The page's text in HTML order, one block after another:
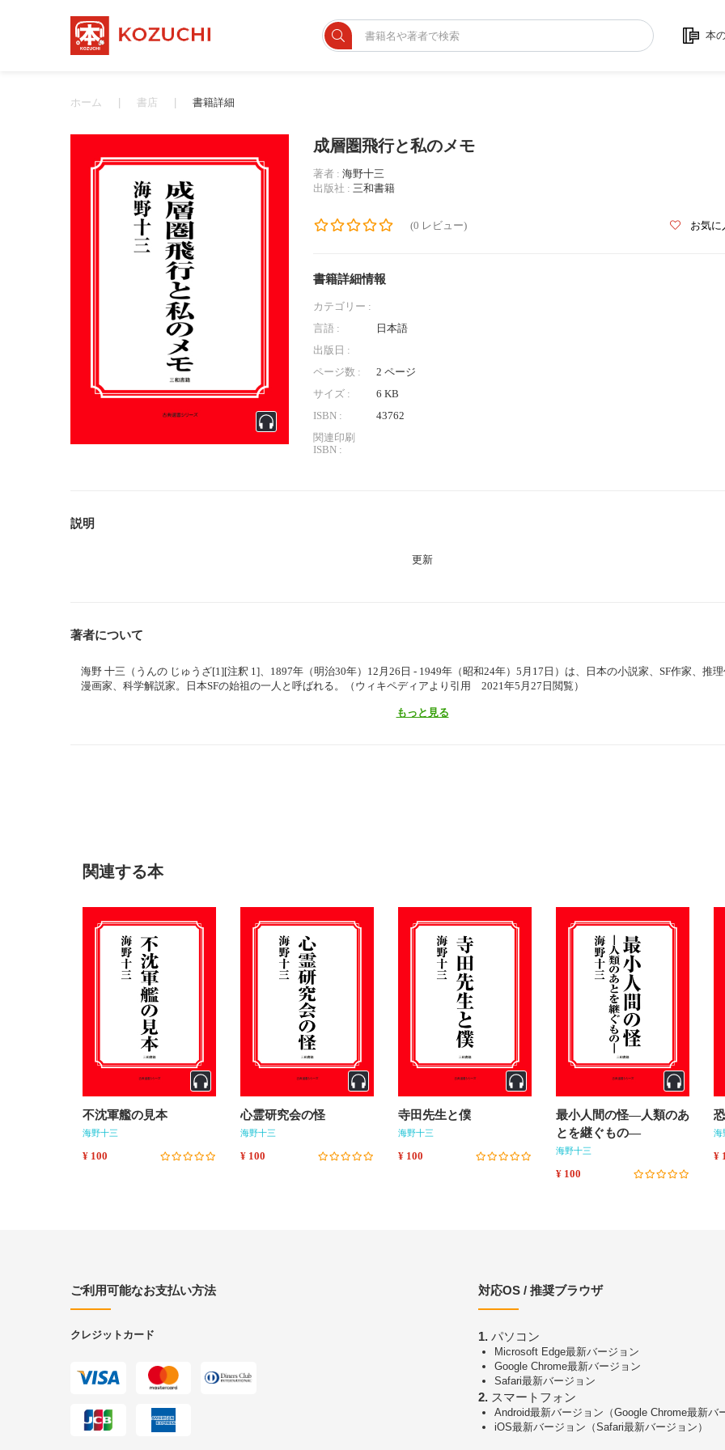
本
ホーム 書店 書籍詳細
成層圏飛行と私のメモ
著者 : 海野十三
出版社 : 三和書籍
(0 レビュー) お気に
書籍詳細情報
カテゴリー :
言語 :
日本語
出版日 :
ページ数 :
2 ページ
サイズ :
6 KB
ISBN :
43762
関連印刷
ISBN :
説明
更新
著者について
海野 十三（うんの じゅうざ[1][注釈 1]、1897年（明治30年）12月26日 - 1949年（昭和24年）5月17日）は、日本の小説家、SF作家、推
漫画家、科学解説家。日本SFの始祖の一人と呼ばれる。（ウィキペディアより引用 2021年5月27日閲覧）
もっと見る
関連する本
不沈軍艦の見本
海野十三
¥ 100
心霊研究会の怪
海野十三
¥ 100
寺田先生と僕
海野十三
¥ 100
最小人間の怪―人類のあ
とを継ぐもの―
海野十三
¥ 100
海
¥
ご利用可能なお支払い方法
クレジットカード
対応OS / 推奨ブラウザ
1.パソコン
Microsoft Edge最新バージョン
Google Chrome最新バージョン
Safari最新バージョン
2.スマートフォン
Android最新バージョン（Google Chrome最新バ
iOS最新バージョン（Safari最新バージョン）